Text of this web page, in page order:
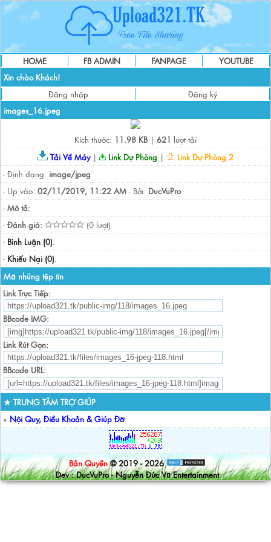
HOME FB ADMIN FANPAGE
YOUTUBE
Xin chào Khách!
Đăng nhập
Đăng ký
images_16.jpeg
Kích thước: 11.98 KB| 621 lượt tải
Tải Về Máy| Link Dự Phòng |
Link Dự Phòng 2
- Định dạng: image/jpeg
- Up vào: 02/11/2019, 11:22 AM - Bởi: DucVuPro
- Mô tả:
- Đánh giá:
(0 lượt).
- Bình Luận (0).
- Khiếu Nại (0).
Mã nhúng tệp tin
Link Trực Tiếp:
BBcode IMG:
Link Rút Gọn:
BBcode URL:
★ TRUNG TÂM TRỢ GIÚP
» Nội Quy, Điều Khoản & Giúp Đỡ
Bản Quyền © 2019 - 2026
Dev : DucVuPro - Nguyễn Đức Vũ Entertainment